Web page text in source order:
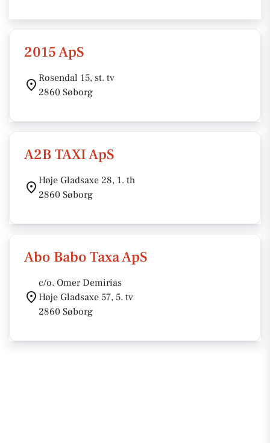
2015 ApS
Rosendal 15, st. tv
2860 Søborg
A2B TAXI ApS
Høje Gladsaxe 28, 1. th
2860 Søborg
Abo Babo Taxa ApS
c/o. Omer Demirias
Høje Gladsaxe 57, 5. tv
2860 Søborg